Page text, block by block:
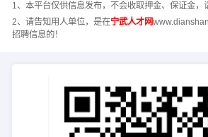
1、本平台仅供信息发布，不会收取押金、保证金，
2、请告知用人单位，是在宁武人才网
招聘信息的！